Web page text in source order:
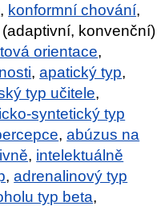
, konformní chování,
(adaptivní, konvenční)
orientace,
,apatický typ,
typ učitele,
syntetický typ
,abúzus na
, intelektuálně
,adrenalinový typ
typ beta,